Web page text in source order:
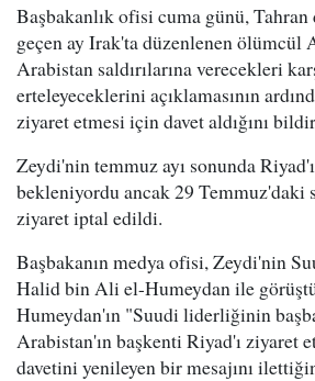
Başbakanlık ofisi cuma günü,
geçen ay Irak'ta düzenlenen ölümcül
Arabistan saldırılarına verecekleri
erteleyeceklerini açıklamasının
ziyaret etmesi için davet aldığını
Zeydi'nin temmuz ayı sonunda
bekleniyordu ancak 29 Temmuz'daki
ziyaret iptal edildi.
Başbakanın medya ofisi, Zeydi'nin
Halid bin Ali el-Humeydan ile
Humeydan'ın "Suudi liderliğinin
Arabistan'ın başkenti Riyad'ı ziyaret
davetini yenileyen bir mesajını